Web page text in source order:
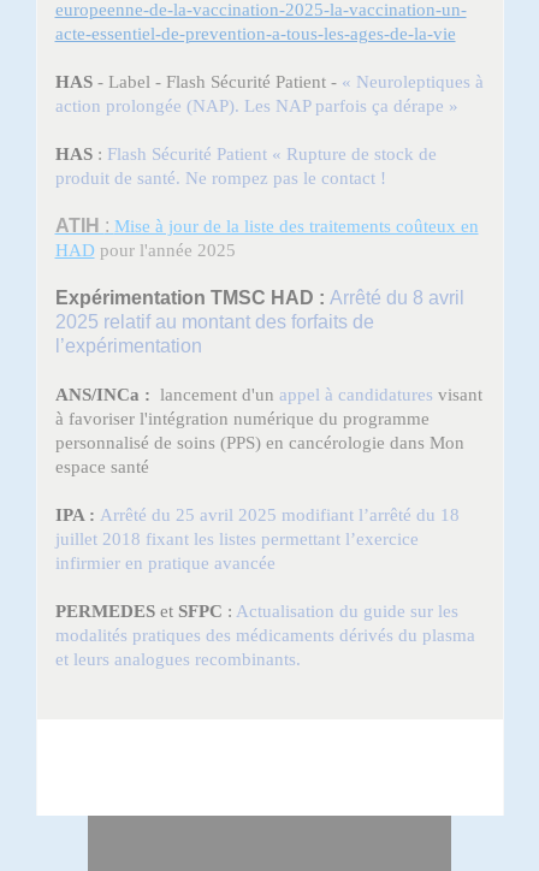
europeenne-de-la-vaccination-2025-la-vaccination-un-
acte-essentiel-de-prevention-a-tous-les-ages-de-la-vie
HAS- Label - Flash Sécurité Patient - « Neuroleptiques à
action prolongée (NAP). Les NAP parfois ça dérape »
HAS : Flash Sécurité Patient « Rupture de stock de
produit de santé. Ne rompez pas le contact !
ATIH : Mise à jour de la liste des traitements coûteux en
HAD pour l'année 2025
Expérimentation TMSC HAD : Arrêté du 8 avril
2025 relatif au montant des forfaits de
l’expérimentation
ANS/INCa : lancement d'un appel à candidatures visant
à favoriser l'intégration numérique du programme
personnalisé de soins (PPS) en cancérologie dans Mon
espace santé
IPA : Arrêté du 25 avril 2025 modifiant l’arrêté du 18
juillet 2018 fixant les listes permettant l’exercice
infirmier en pratique avancée
PERMEDES et SFPC : Actualisation du guide sur les
modalités pratiques des médicaments dérivés du plasma
et leurs analogues recombinants.